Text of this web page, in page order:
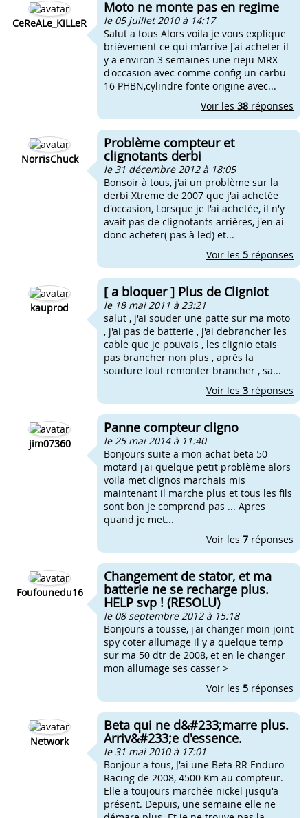
CeReALe_KiLLeR
Moto ne monte pas en regime
le 05 juillet 2010 à 14:17
Salut a tous Alors voila je vous explique
brièvement ce qui m'arrive J'ai acheter il
y a environ 3 semaines une rieju MRX
d'occasion avec comme config un carbu
16 PHBN,cylindre fonte origine avec...
Voir les 38 réponses
NorrisChuck
Problème compteur et
clignotants derbi
le 31 décembre 2012 à 18:05
Bonsoir à tous, j'ai un problème sur la
derbi Xtreme de 2007 que j'ai achetée
d'occasion, Lorsque je l'ai achetée, il n'y
avait pas de clignotants arrières, j'en ai
donc acheter( pas à led) et...
Voir les 5 réponses
kauprod
[ a bloquer ] Plus de Cligniot
le 18 mai 2011 à 23:21
salut , j'ai souder une patte sur ma moto
, j'ai pas de batterie , j'ai debrancher les
cable que je pouvais , les clignio etais
pas brancher non plus , aprés la
soudure tout remonter brancher , sa...
Voir les 3 réponses
jim07360
Panne compteur cligno
le 25 mai 2014 à 11:40
Bonjours suite a mon achat beta 50
motard j'ai quelque petit problème alors
voila met clignos marchais mis
maintenant il marche plus et tous les fils
sont bon je comprend pas ... Apres
quand je met...
Voir les 7 réponses
Foufounedu16
Changement de stator, et ma
batterie ne se recharge plus.
HELP svp ! (RESOLU)
le 08 septembre 2012 à 15:18
Bonjours a tousse, j'ai changer moin joint
spy coter allumage il y a quelque temp
sur ma 50 dtr de 2008, et en le changer
mon allumage ses casser >
Voir les 5 réponses
Network
Beta qui ne d&#233;marre plus.
Arriv&#233;e d'essence.
le 31 mai 2010 à 17:01
Bonjour a tous, J'ai une Beta RR Enduro
Racing de 2008, 4500 Km au compteur.
Elle a toujours marchée nickel jusqu'a
présent. Depuis, une semaine elle ne